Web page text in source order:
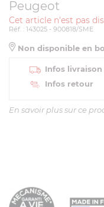
Peugeot
Cet article n'est pas
Réf. : 143025 - 900818/SME
Non disponible en
Infos livraison
Infos retour
En savoir plus sur ce